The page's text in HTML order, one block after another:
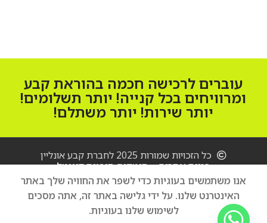
עוברים לרכישה חכמה בהוראת קבע
ומרוויחים בכל קנייה! יותר תשלומים!
יותר שירות! יותר משתלם!
כל הזכויות שמורות 2025 לחברת קבע אונליין
בניית אתרים – סיטקום סוכנות דיגיטל
אנו משתמשים בעוגיות כדי לשפר את החוויה שלך באתר
האינטרנט שלנו. על ידי גלישה באתר זה, אתה מסכים
לשימוש שלנו בעוגיות.
מדיח כלים
‏רחב
Electrolux
הוספה לסל